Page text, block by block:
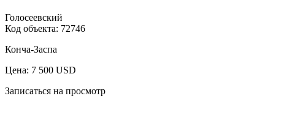
Голосеевский
Код объекта: 72746
Конча-Заспа
Цена: 7 500 USD
Записаться на просмотр